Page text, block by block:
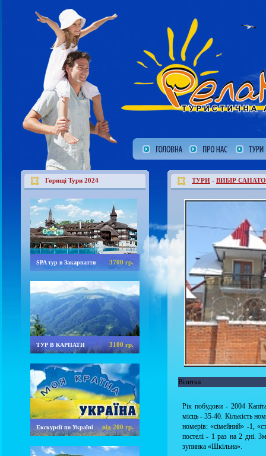
Горящі Тури 2024
SPA тур в Закарпаття 3700 гр.
ТУР В КАРПАТИ 3100 гр.
Екскурсії по Україні від 200 гр.
ТУРИ - ВИБІР
Візитка
Рік побудови - 2004
місць - 35-40. Кількість
номерів: «сімейний» -1,
постелі - 1 раз на 2 дні.
зупинка «Шкільна».